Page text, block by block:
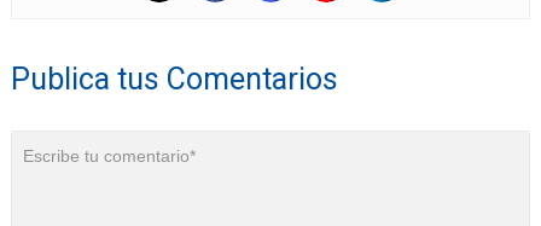
Publica tus Comentarios